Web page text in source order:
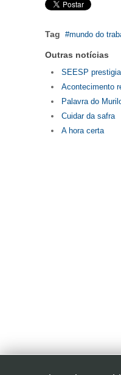
Tag mundo do
Outras notícias
SEESP
Acontecimento
Palavra do
Cuidar da safra
A hora certa